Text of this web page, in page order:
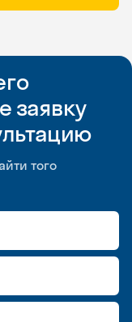
заявку
того